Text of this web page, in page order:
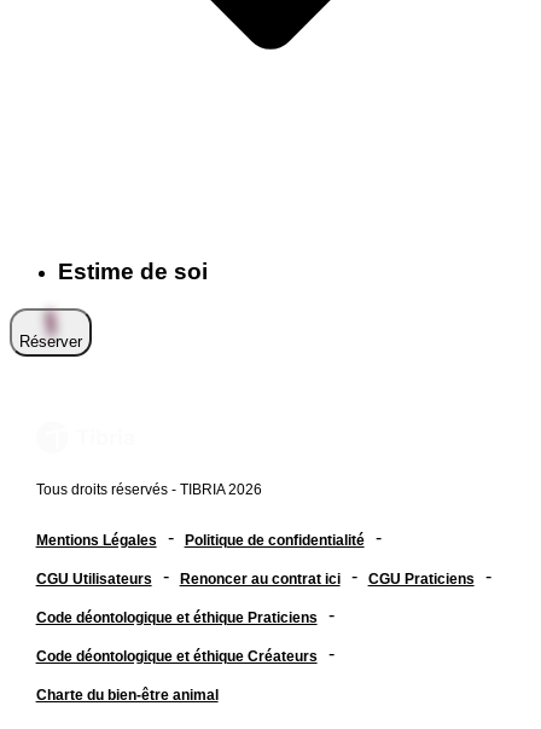
Estime de soi
Réserver
Tous droits réservés - TIBRIA 2026
Mentions Légales - Politique de confidentialité -
CGU Utilisateurs - Renoncer au contrat ici - CGU Praticiens -
Code déontologique et éthique Praticiens -
Code déontologique et éthique Créateurs -
Charte du bien-être animal